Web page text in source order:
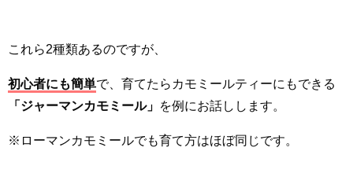
これら2種類あるのですが、
初心者にも簡単で、育てたらカモミールティーにもできる
「ジャーマンカモミール」 を例にお話しします。
※ローマンカモミールでも育て方はほぼ同じです。